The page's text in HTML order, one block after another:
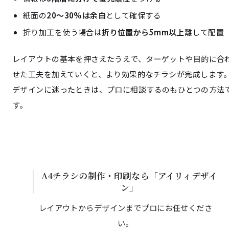
紙面の20〜30%は余白として確保する
折り加工を使う場合は折り位置から5mm以上離して配置
レイアウトの基本を押さえたうえで、ターゲットや目的に合
せた工夫を加えていくと、より効果的なチラシが完成します
デザインに迷ったときは、プロに相談するのもひとつの方法
す。
A4チラシの制作・印刷なら「アイリィデザイ
ン」
レイアウトからデザインまでプロにお任せくださ
い。